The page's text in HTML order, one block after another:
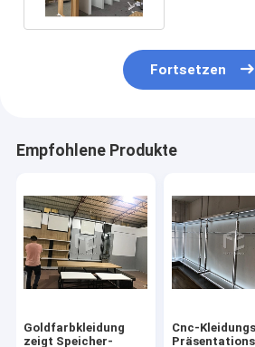
Fortsetzen
Empfohlene Produkte
Goldfarbkleidung
zeigt Speicher-
Cnc-